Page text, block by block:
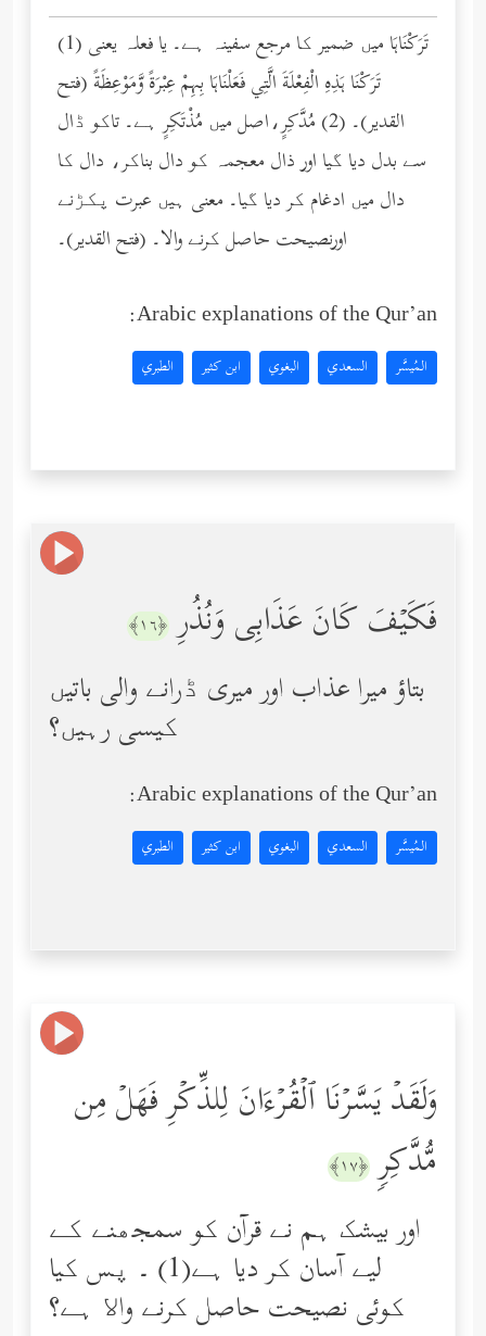
(1) تَرَكْنَاهَا میں ضمیر کا مرجع سفینہ ہے۔ یا فعلہ یعنی
تَرَكْنَا هَذِهِ الْفِعْلَةَ الَّتِي فَعَلْنَاهَا بِهِمْ عِبْرَةً وَّمَوْعِظَةً (فتح
القدير)۔ (2) مُدَّكِرٍ،اصل میں مُذْتَكِرٍ ہے۔ تاکو ڈال
سے بدل دیا گیا اور ذال معجمہ کو دال بناکر، دال کا
دال میں ادغام کر دیا گیا۔ معنی ہیں عبرت پکڑنے
اورنصیحت حاصل کرنے والا۔ (فتح القدیر)۔
Arabic explanations of the Qur’an:
المُيسَّر السعدي البغوي ابن كثير الطبري
فَكَیۡفَ كَانَ عَذَابِی وَنُذُرِ ﴿١٦﴾
بتاؤ میرا عذاب اور میری ڈرانے والی باتیں
کیسی رہیں؟
Arabic explanations of the Qur’an:
المُيسَّر السعدي البغوي ابن كثير الطبري
وَلَقَدۡ یَسَّرۡنَا ٱلۡقُرۡءَانَ لِلذِّكۡرِ فَهَلۡ مِن
مُّدَّكِرࣲ ﴿١٧﴾
اور بیشک ہم نے قرآن کو سمجھنے کے
لیے آسان کر دیا ہے(1) ۔ پس کیا
کوئی نصیحت حاصل کرنے واﻻ ہے؟